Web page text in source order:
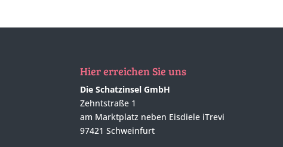
Hier erreichen Sie uns
Die Schatzinsel GmbH
Zehntstraße 1
am Marktplatz neben Eisdiele iTrevi
97421 Schweinfurt